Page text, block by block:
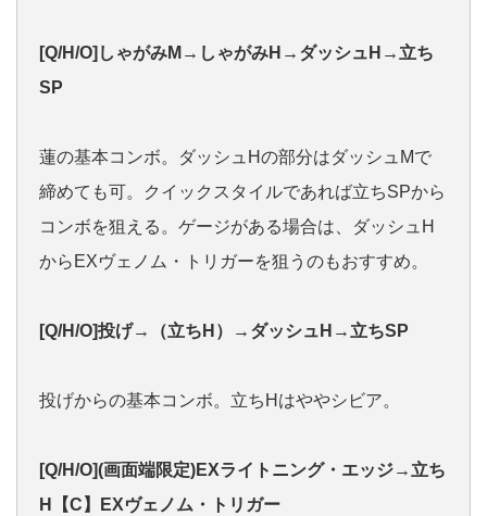
[Q/H/O]しゃがみM→しゃがみH→ダッシュH→立ち
SP
蓮の基本コンボ。ダッシュHの部分はダッシュMで
締めても可。クイックスタイルであれば立ちSPから
コンボを狙える。ゲージがある場合は、ダッシュH
からEXヴェノム・トリガーを狙うのもおすすめ。
[Q/H/O]投げ→（立ちH）→ダッシュH→立ちSP
投げからの基本コンボ。立ちHはややシビア。
[Q/H/O](画面端限定)EXライトニング・エッジ→立ち
H【C】EXヴェノム・トリガー